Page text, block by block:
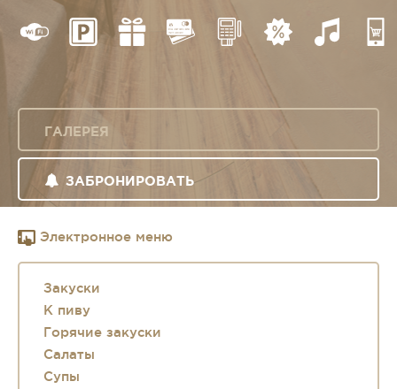
ГАЛЕРЕЯ
ЗАБРОНИРОВАТЬ
Электронное меню
Закуски
К пиву
Горячие закуски
Салаты
Супы